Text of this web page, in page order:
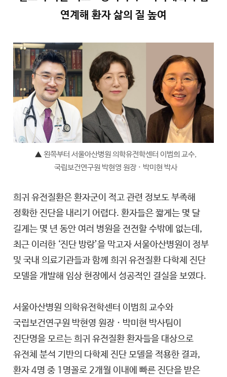
연계해 환자 삶의 질 높여
▲왼쪽부터 서울아산병원 의학유전학센터 이범희 교수,
국립보건연구원 박현영 원장 · 박미현 박사
희귀 유전질환은 환자군이 적고 관련 정보도 부족해
정확한 진단을 내리기 어렵다. 환자들은 짧게는 몇 달
길게는 몇 년 동안 여러 병원을 전전할 수밖에 없는데,
최근 이러한 ‘진단 방랑’을 막고자 서울아산병원이 정부
및 국내 의료기관들과 함께 희귀 유전질환 다학제 진단
모델을 개발해 임상 현장에서 성공적인 결실을 보였다.
서울아산병원 의학유전학센터 이범희 교수와
국립보건연구원 박현영 원장 · 박미현 박사팀이
진단명을 모르는 희귀 유전질환 환자들을 대상으로
유전체 분석 기반의 다학제 진단 모델을 적용한 결과,
환자 4명 중 1명꼴로 2개월 이내에 빠른 진단을 받은